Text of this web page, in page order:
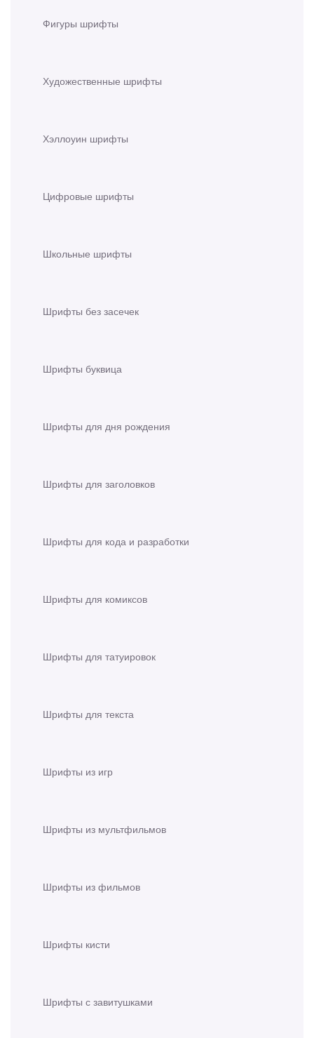
Фигуры шрифты
Художественные шрифты
Хэллоуин шрифты
Цифровые шрифты
Школьные шрифты
Шрифты без засечек
Шрифты буквица
Шрифты для дня рождения
Шрифты для заголовков
Шрифты для кода и разработки
Шрифты для комиксов
Шрифты для татуировок
Шрифты для текста
Шрифты из игр
Шрифты из мультфильмов
Шрифты из фильмов
Шрифты кисти
Шрифты с завитушками